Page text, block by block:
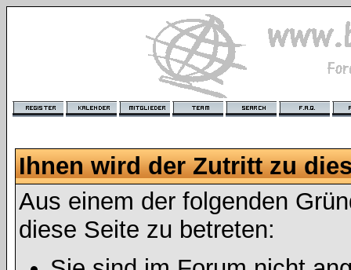
Ihnen wird der Zutritt zu
Aus einem der folgenden
diese Seite zu betreten: